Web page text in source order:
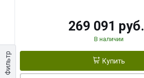
Фильтр
269 091 руб.
В наличии
Купить